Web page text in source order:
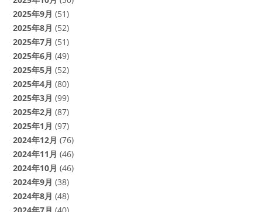
2025年9月 (51)
2025年8月 (52)
2025年7月 (51)
2025年6月 (49)
2025年5月 (52)
2025年4月 (80)
2025年3月 (99)
2025年2月 (87)
2025年1月 (97)
2024年12月 (76)
2024年11月 (46)
2024年10月 (46)
2024年9月 (38)
2024年8月 (48)